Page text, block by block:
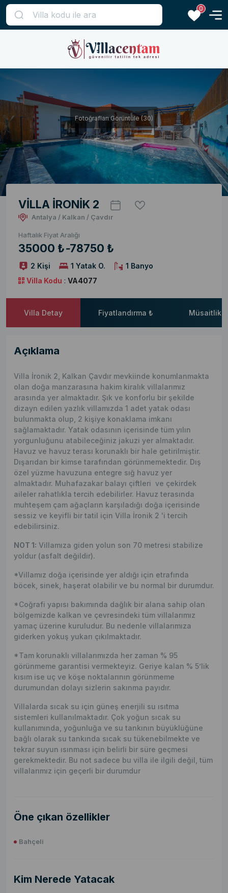
0
Fotoğrafları Görüntüle (30)
VİLLA İRONİK 2
Antalya / Kalkan / Çavdır
Haftalık Fiyat Aralığı
35000 ₺-78750 ₺
2 Kişi 1 Yatak O.
1 Banyo
Villa Kodu : VA4077
Villa Detay Fiyatlandırma ₺ Müsaitlik
Açıklama
Villa İronik 2, Kalkan Çavdır mevkiinde konumlanmakta
olan doğa manzarasına hakim kiralık villalarımız
arasında yer almaktadır. Şık ve konforlu bir şekilde
dizayn edilen yazlık villamızda 1 adet yatak odası
bulunmakta olup, 2 kişiye konaklama imkanı
sağlamaktadır. Yatak odasının içerisinde tüm yılın
yorgunluğunu atabileceğiniz jakuzi yer almaktadır.
Havuz ve havuz terası korunaklı bir hale getirilmiştir.
Dışarıdan bir kimse tarafından görünmemektedir. Dış
özel yüzme havuzuna entegre sığ havuz yer
almaktadır. Muhafazakar balayı çiftleri ve çekirdek
aileler rahatlıkla tercih edebilirler. Havuz terasında
muhteşem çam ağaçların karşıladığı doğa içerisinde
sessiz ve keyifli bir tatil için Villa İronik 2 'i tercih
edebilirsiniz.
NOT 1: Villamıza giden yolun son 70 metresi stabilize
yoldur (asfalt değildir).
*Villamız doğa içerisinde yer aldığı için etrafında
böcek, sinek, haşerat olabilir ve bu normal bir durumdur.
*Coğrafi yapısı bakımında dağlık bir alana sahip olan
bölgemizde kalkan ve çevresindeki tüm villalarımız
yamaç üzerine kuruludur. Bu nedenle villalarımıza
giderken yokuş yukarı çıkılmaktadır.
*Tam korunaklı villalarımızda her zaman % 95
görünmeme garantisi vermekteyiz. Geriye kalan % 5’lik
kısım ise uç ve köşe noktalarının görünmeme
durumundan dolayı sizlerin sakınma payıdır.
Villalarda sıcak su için güneş enerjili su ısıtma
sistemleri kullanılmaktadır. Çok yoğun sıcak su
kullanımında, yoğunluğa ve su tankının büyüklüğüne
bağlı olarak su tankında sıcak su tükenebilmekte ve
tekrar suyun ısınması için belirli bir süre geçmesi
gerekmektedir. Bu not sadece bu villa ile ilgili değil, tüm
villalarımız için geçerli bir durumdur
Öne çıkan özellikler
Bahçeli
Kim Nerede Yatacak